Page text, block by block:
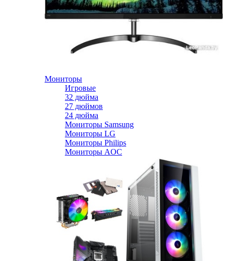
Мониторы
Игровые
32 дюйма
27 дюймов
24 дюйма
Мониторы Samsung
Мониторы LG
Мониторы Philips
Мониторы AOC